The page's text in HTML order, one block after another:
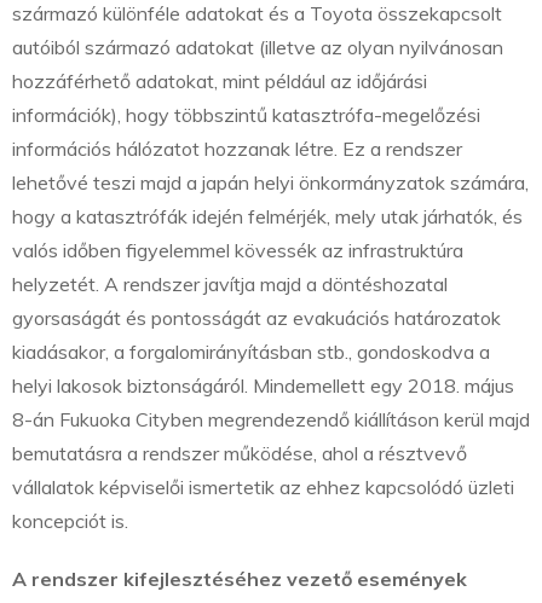
származó különféle adatokat és a Toyota összekapcsolt
autóiból származó adatokat (illetve az olyan nyilvánosan
hozzáférhető adatokat, mint például az időjárási
információk), hogy többszintű katasztrófa-megelőzési
információs hálózatot hozzanak létre. Ez a rendszer
lehetővé teszi majd a japán helyi önkormányzatok számára,
hogy a katasztrófák idején felmérjék, mely utak járhatók, és
valós időben figyelemmel kövessék az infrastruktúra
helyzetét. A rendszer javítja majd a döntéshozatal
gyorsaságát és pontosságát az evakuációs határozatok
kiadásakor, a forgalomirányításban stb., gondoskodva a
helyi lakosok biztonságáról. Mindemellett egy 2018. május
8-án Fukuoka Cityben megrendezendő kiállításon kerül majd
bemutatásra a rendszer működése, ahol a résztvevő
vállalatok képviselői ismertetik az ehhez kapcsolódó üzleti
koncepciót is.
A rendszer kifejlesztéséhez vezető események